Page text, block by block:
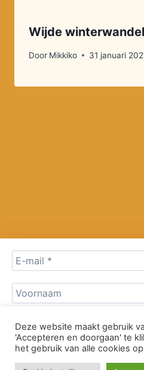
Wijde
Door Mikkiko 31 januari
Deze website maakt gebruik
'Accepteren en doorgaan' te
het gebruik van alle cookies